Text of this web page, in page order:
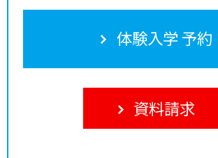
体験入学 予約
資料請求